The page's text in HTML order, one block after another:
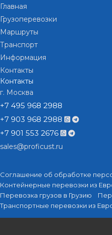
Главная
Грузоперевозки
Маршруты
Транспорт
Информация
Контакты
Контакты
г. Москва
+7 495 968 2988
+7 903 968 2988
+7 901 553 2676
sales@proficust.ru
Соглашение об обработке
Контейнерные перевозки из
Перевозка грузов в Грузию
Транспортные перевозки из